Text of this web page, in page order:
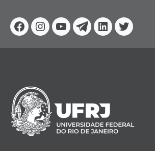
Facebook
Instagram
YoutubeTelegram
Linkedin
Twitter